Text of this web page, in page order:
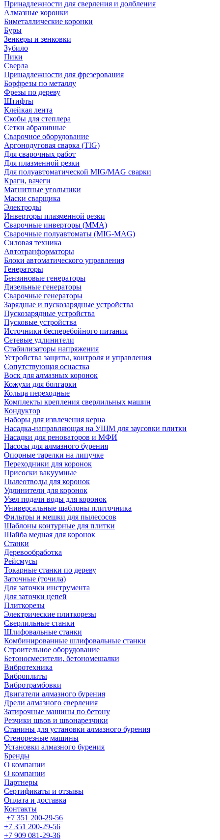
Принадлежности для сверления и долбления
Алмазные коронки
Биметаллические коронки
Буры
Зенкеры и зенковки
Зубило
Пики
Сверла
Принадлежности для фрезерования
Борфрезы по металлу
Фрезы по дереву
Штифты
Клейкая лента
Скобы для степлера
Сетки абразивные
Сварочное оборудование
Аргонодуговая сварка (TIG)
Для сварочных работ
Для плазменной резки
Для полуавтоматической MIG/MAG сварки
Краги, вачеги
Магнитные угольники
Маски сварщика
Электроды
Инверторы плазменной резки
Сварочные инверторы (MMA)
Сварочные полуавтоматы (MIG-MAG)
Силовая техника
Автотранформаторы
Блоки автоматического управления
Генераторы
Бензиновые генераторы
Дизельные генераторы
Сварочные генераторы
Зарядные и пускозарядные устройства
Пускозарядные устройства
Пусковые устройства
Источники бесперебойного питания
Сетевые удлинители
Стабилизаторы напряжения
Устройства защиты, контроля и управления
Сопутствующая оснастка
Воск для алмазных коронок
Кожухи для болгарки
Кольца переходные
Комплекты крепления сверлильных машин
Кондуктор
Наборы для извлечения керна
Насадка-направляющая на УШМ для заусовки плитки
Насадки для реноваторов и МФИ
Насосы для алмазного бурения
Опорные тарелки на липучке
Переходники для коронок
Присоски вакуумные
Пылеотводы для коронок
Удлинители для коронок
Узел подачи воды для коронок
Универсальные шаблоны плиточника
Фильтры и мешки для пылесосов
Шаблоны контурные для плитки
Шайба медная для коронок
Станки
Деревообработка
Рейсмусы
Токарные станки по дереву
Заточные (точила)
Для заточки инструмента
Для заточки цепей
Плиткорезы
Электрические плиткорезы
Сверлильные станки
Шлифовальные станки
Комбинированные шлифовальные станки
Строительное оборудование
Бетоносмесители, бетономешалки
Вибротехника
Виброплиты
Вибротрамбовки
Двигатели алмазного бурения
Дрели алмазного сверления
Затирочные машины по бетону
Резчики швов и швонарезчики
Станины для установки алмазного бурения
Стенорезные машины
Установки алмазного бурения
Бренды
О компании
О компании
Партнеры
Cертификаты и отзывы
Оплата и доставка
Контакты
+7 351 200-29-56
+7 351 200-29-56
+7 909 081-29-36